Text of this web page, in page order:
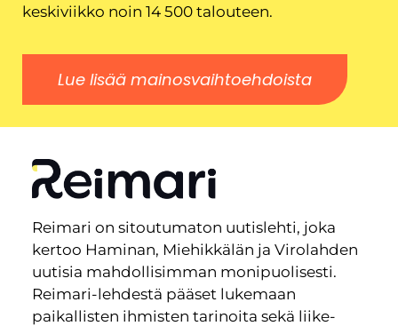
keskiviikko noin 14 500 talouteen.
Lue lisää mainosvaihtoehdoista
Reimari on sitoutumaton uutislehti, joka
kertoo Haminan, Miehikkälän ja Virolahden
uutisia mahdollisimman monipuolisesti.
Reimari-lehdestä pääset lukemaan
paikallisten ihmisten tarinoita sekä liike-